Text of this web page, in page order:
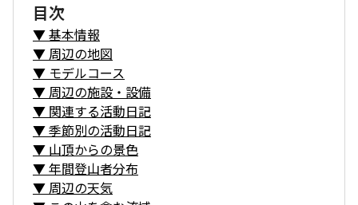
目次
▼基本情報
▼ 周辺の地図
▼ モデルコース
▼ 周辺の施設・設備
▼ 関連する活動日記
▼季節別の活動日記
▼ 山頂からの景色
▼年間登山者分布
▼ 周辺の天気